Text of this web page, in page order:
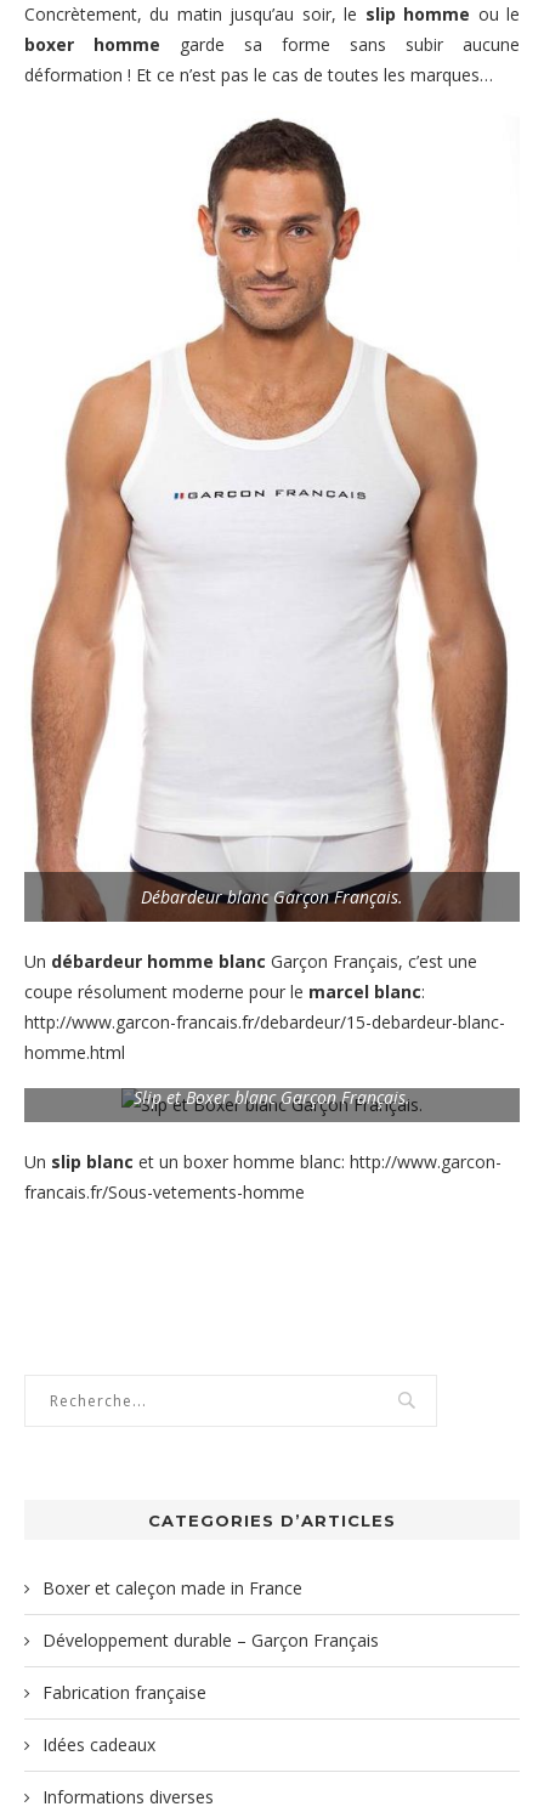
Concrètement, du matin jusqu’au soir, le slip homme ou le
boxer homme garde sa forme sans subir aucune
déformation ! Et ce n’est pas le cas de toutes les marques…
Débardeur blanc Garçon Français.
Un débardeur homme blanc Garçon Français, c’est une
coupe résolument moderne pour le marcel blanc:
http://www.garcon-francais.fr/debardeur/15-debardeur-blanc-
homme.html
Slip et Boxer blanc Garçon Français.
Un slip blanc et un boxer homme blanc: http://www.garcon-
francais.fr/Sous-vetements-homme
CATEGORIES D’ARTICLES
Boxer et caleçon made in France
Développement durable – Garçon Français
Fabrication française
Idées cadeaux
Informations diverses